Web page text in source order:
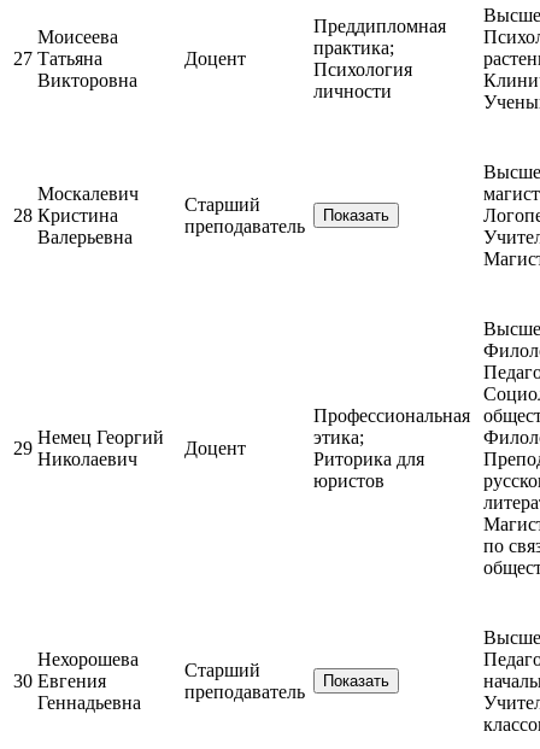
27
Моисеева
Татьяна
Викторовна
Доцент
Преддипломная
практика;
Психология
личности
28
Москалевич
Кристина
Валерьевна
Старший
преподаватель
Показать
29
Немец Георгий
Николаевич
Доцент
Профессиональная
этика;
Риторика для
юристов
по
30
Нехорошева
Евгения
Геннадьевна
Старший
преподаватель
Показать